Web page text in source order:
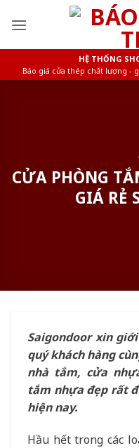
HỆ THỐNG
Báo giá cửa thép chất lượng -
CỬA PHÒNG
GIÁ RẺ
Saigondoor xin
quý khách hàng
nhà tắm, cửa
tắm nhựa đẹp rất
hiện nay.
Hầu hết trong các